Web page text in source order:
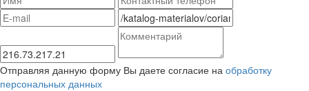
Отправляя данную форму Вы даете согласие на обработку
персональных данных